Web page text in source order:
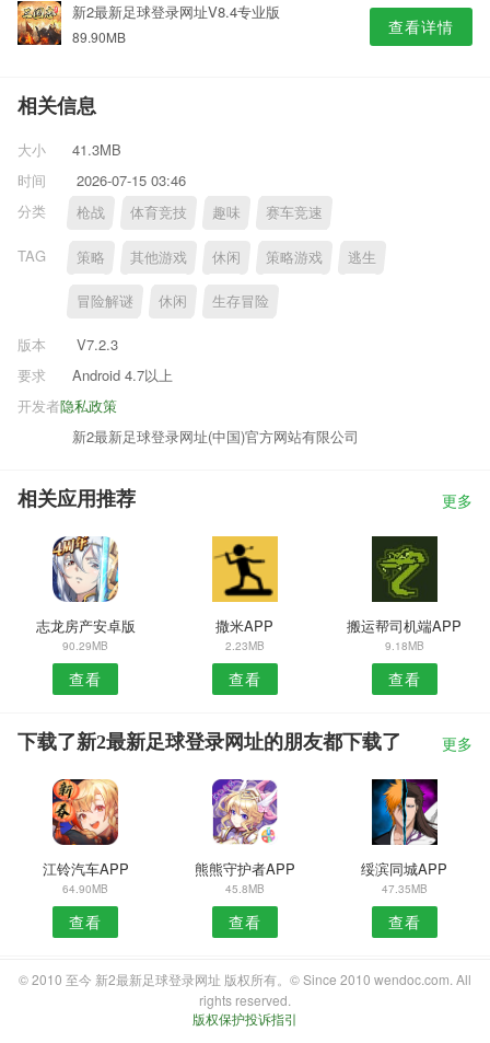
新2最新足球登录网址V8.4专业版
89.90MB 查看详情
相关信息
大小
41.3MB
时间
2026-07-15 03:46
分类
枪战 体育竞技 趣味 赛车竞速
TAG 策略 其他游戏 休闲 策略游戏 逃生
冒险解谜 休闲 生存冒险
版本
V7.2.3
要求
Android 4.7以上
隐私政策
开发者
新2最新足球登录网址(中国)官方网站有限公司
相关应用推荐 更多
志龙房产安卓版
90.29MB
查看
撒米APP
2.23MB
查看
搬运帮司机端APP
9.18MB
查看
下载了新2最新足球登录网址的朋友都下载了 更多
江铃汽车APP
64.90MB
查看
熊熊守护者APP
45.8MB
查看
绥滨同城APP
47.35MB
查看
© 2010 至今 新2最新足球登录网址 版权所有。© Since 2010 wendoc.com. All
rights reserved.
版权保护投诉指引